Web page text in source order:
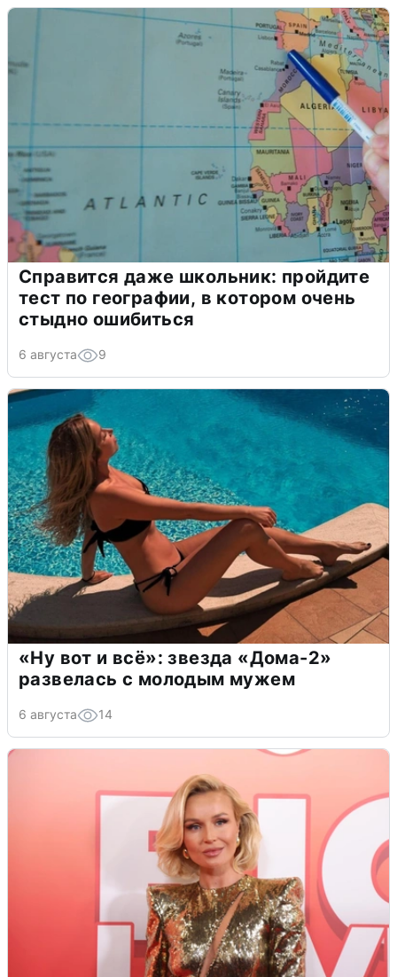
Справится даже школьник: пройдите
тест по географии, в котором очень
стыдно ошибиться
6 августа 9
«Ну вот и всё»: звезда «Дома-2»
развелась с молодым мужем
6 августа 14